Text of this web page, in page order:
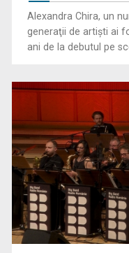
sufletul lor: ...
Alexandra Chira, un
generaţii de artişti ai
ani de la debutul pe